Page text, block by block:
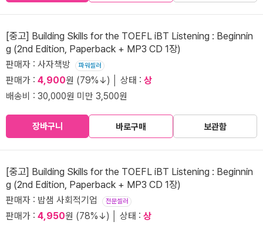
[중고] Building Skills for the TOEFL iBT Listening : Beginnin
g (2nd Edition, Paperback + MP3 CD 1장)
판매자 : 사자책방 파워셀러
판매가 : 4,900원 (79%↓) │ 상태 : 상
배송비 : 30,000원 미만 3,500원
장바구니 바로구매 보관함
[중고] Building Skills for the TOEFL iBT Listening : Beginnin
g (2nd Edition, Paperback + MP3 CD 1장)
판매자 : 밥샘 사회적기업 전문셀러
판매가 : 4,950원 (78%↓) │ 상태 : 상